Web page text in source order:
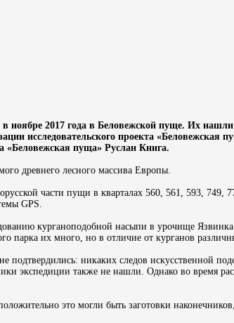
ноябре 2017 года в Беловежской пуще. Их
исследовательского проекта «Беловежская
«Беловежская пуща» Руслан Книга.
древнего лесного массива Европы.
части пущи в кварталах 560, 561, 593, 749,
GPS.
курганоподобной насыпи в урочище
парка их много, но в отличие от курганов
подтвердились: никаких следов искусственной
экспедиции также не нашли. Однако во время
это могли быть заготовки